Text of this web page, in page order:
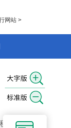
网站 >
籍”都是